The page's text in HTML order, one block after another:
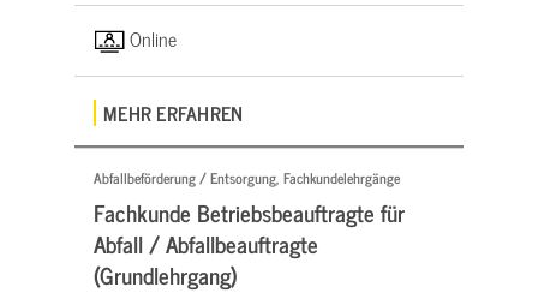
Online
MEHR ERFAHREN
Abfallbeförderung / Entsorgung, Fachkundelehrgänge
Fachkunde Betriebsbeauftragte für
Abfall / Abfallbeauftragte
(Grundlehrgang)